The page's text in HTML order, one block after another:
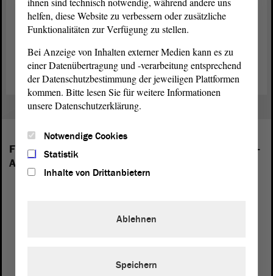
Tagesordnung für die November-Sitzungen (PDF; 507.92 KB)
Zeitplan für die November-Sitzungen (PDF; 465.07 KB)
Folgende Fraktionen sind im Landtag von Sachsen-
Anhalt vertreten:
helfen, diese Website zu verbessern oder zusätzliche
Funktionalitäten zur Verfügung zu stellen.
Bei Anzeige von Inhalten externer Medien kann es zu
einer Datenübertragung und -verarbeitung entsprechend
der Datenschutzbestimmung der jeweiligen Plattformen
kommen. Bitte lesen Sie für weitere Informationen
unsere Datenschutzerklärung.
Notwendige Cookies
Statistik
Inhalte von Drittanbietern
Ablehnen
Speichern